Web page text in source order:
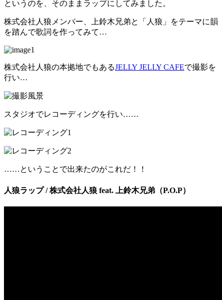
というのを、そのままラップにしてみました。
株式会社人狼メンバー、上鈴木兄弟と「人狼」をテーマに韻
を踏んで歌詞を作ってみて…
株式会社人狼の本拠地でもあるJELLY JELLY CAFEで撮影を
行い…
スタジオでレコーディングを行い……
……ということで出来たのがこれだ！！
人狼ラップ / 株式会社人狼 feat. 上鈴木兄弟（P.O.P）